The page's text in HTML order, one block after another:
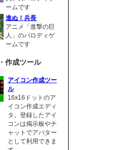
ームです
進ぬ！兵長
アニメ「進撃の巨
人」のパロディゲ
ームです
作成ツール
アイコン作成ツー
ル
16x16ドットのア
イコン作成エディ
タ。登録したアイ
コンは掲示板やチ
ャットでアバター
として利用できま